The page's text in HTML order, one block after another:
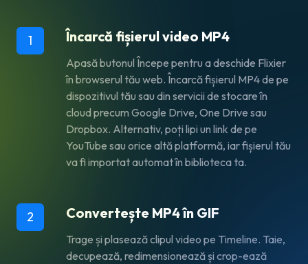
1 Încarcă fișierul video MP4
Apasă butonul Începe pentru a deschide Flixier
în browserul tău web. Încarcă fișierul MP4 de pe
dispozitivul tău sau din servicii de stocare în
cloud precum Google Drive, One Drive sau
Dropbox. Alternativ, poți lipi un link de pe
YouTube sau orice altă platformă, iar fișierul tău
va fi importat automat în biblioteca ta.
2 Convertește MP4 în GIF
Trage și plasează clipul video pe Timeline. Taie,
decupează, redimensionează și crop-ează